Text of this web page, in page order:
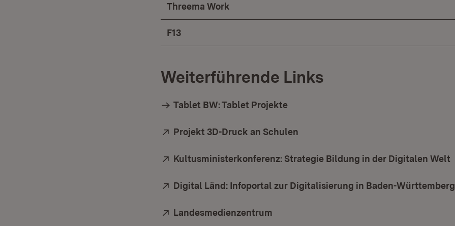
Threema Work
F13
Weiterführende Links
Tablet BW: Tablet Projekte
Extern:
Projekt 3D-Druck an Schulen
Extern:
Kultusministerkonferenz: Strategie Bildung in der Digitalen Welt
Extern:
Digital Länd: Infoportal zur Digitalisierung in Baden-Württemberg
Extern:
Landesmedienzentrum